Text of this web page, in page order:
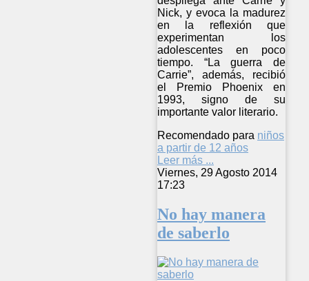
Nick, y evoca la madurez
en la reflexión que
experimentan los
adolescentes en poco
tiempo. “La guerra de
Carrie”, además, recibió
el Premio Phoenix en
1993, signo de su
importante valor literario.
Recomendado para niños
a partir de 12 años
Leer más ...
Viernes, 29 Agosto 2014
17:23
No hay manera
de saberlo